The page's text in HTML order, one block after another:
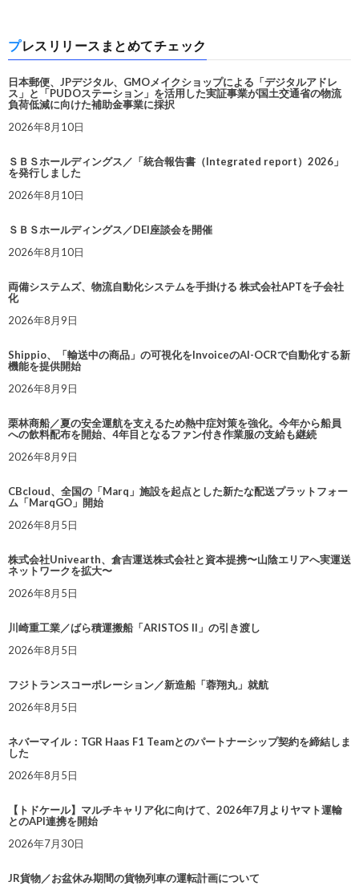
プレスリリースまとめてチェック
日本郵便、JPデジタル、GMOメイクショップによる「デジタルアドレ
ス」と「PUDOステーション」を活用した実証事業が国土交通省の物流
負荷低減に向けた補助金事業に採択
2026年8月10日
ＳＢＳホールディングス／「統合報告書（Integrated report）2026」
を発行しました
2026年8月10日
ＳＢＳホールディングス／DEI座談会を開催
2026年8月10日
両備システムズ、物流自動化システムを手掛ける 株式会社APTを子会社
化
2026年8月9日
Shippio、「輸送中の商品」の可視化をInvoiceのAI-OCRで自動化する新
機能を提供開始
2026年8月9日
栗林商船／夏の安全運航を支えるため熱中症対策を強化。今年から船員
への飲料配布を開始、4年目となるファン付き作業服の支給も継続
2026年8月9日
CBcloud、全国の「Marq」施設を起点とした新たな配送プラットフォー
ム「MarqGO」開始
2026年8月5日
株式会社Univearth、倉吉運送株式会社と資本提携〜山陰エリアへ実運送
ネットワークを拡大〜
2026年8月5日
川崎重工業／ばら積運搬船「ARISTOS II」の引き渡し
2026年8月5日
フジトランスコーポレーション／新造船「蓉翔丸」就航
2026年8月5日
ネバーマイル：TGR Haas F1 Teamとのパートナーシップ契約を締結しま
した
2026年8月5日
【トドケール】マルチキャリア化に向けて、2026年7月よりヤマト運輸
とのAPI連携を開始
2026年7月30日
JR貨物／お盆休み期間の貨物列車の運転計画について